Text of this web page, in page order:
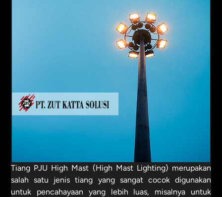
Tiang PJU High Mast (High Mast Lighting) merupakan
salah satu jenis tiang yang sangat cocok digunakan
untuk pencahayaan yang lebih luas, misalnya untuk